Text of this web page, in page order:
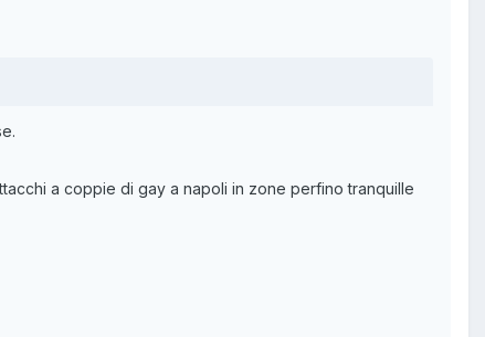
a coppie di gay a napoli in zone perfino tranquille